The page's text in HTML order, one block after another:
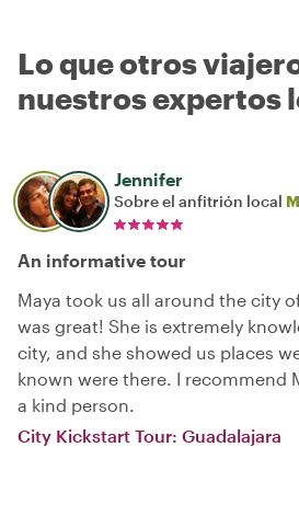
Lo que otros
nuestros expertos
Jennifer
Sobre el anfitrión local
An informative tour
Maya took us all around the city
was great! She is extremely
city, and she showed us places
known were there. I recommend
a kind person.
City Kickstart Tour: Guadalajara